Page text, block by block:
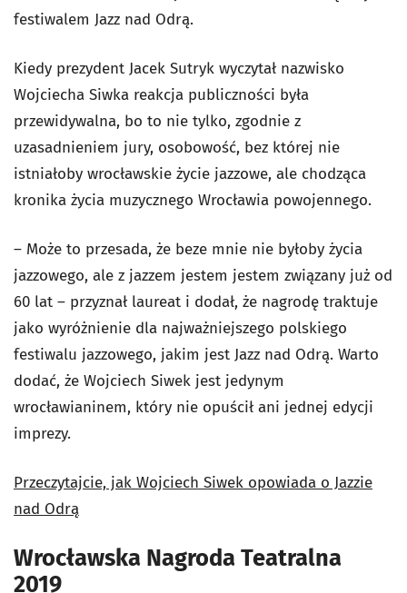
festiwalem Jazz nad Odrą.
Kiedy prezydent Jacek Sutryk wyczytał nazwisko
Wojciecha Siwka reakcja publiczności była
przewidywalna, bo to nie tylko, zgodnie z
uzasadnieniem jury, osobowość, bez której nie
istniałoby wrocławskie życie jazzowe, ale chodząca
kronika życia muzycznego Wrocławia powojennego.
– Może to przesada, że beze mnie nie byłoby życia
jazzowego, ale z jazzem jestem jestem związany już od
60 lat – przyznał laureat i dodał, że nagrodę traktuje
jako wyróżnienie dla najważniejszego polskiego
festiwalu jazzowego, jakim jest Jazz nad Odrą. Warto
dodać, że Wojciech Siwek jest jedynym
wrocławianinem, który nie opuścił ani jednej edycji
imprezy.
Przeczytajcie, jak Wojciech Siwek opowiada o Jazzie
nad Odrą
Wrocławska Nagroda Teatralna
2019